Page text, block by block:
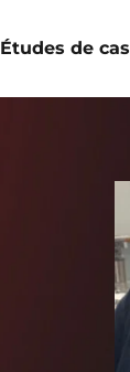
Études de cas